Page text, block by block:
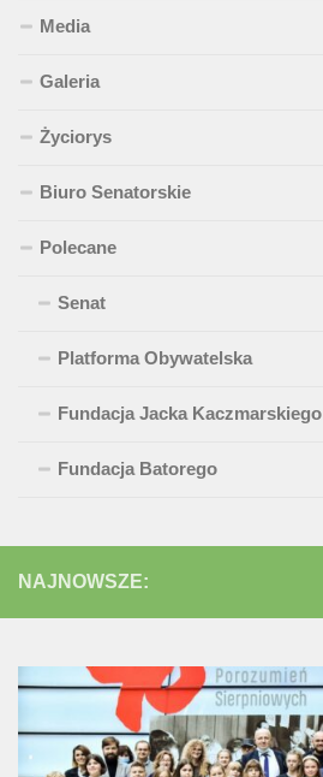
Media
Galeria
Życiorys
Biuro Senatorskie
Polecane
Senat
Platforma Obywatelska
Fundacja Jacka Kaczmarskiego
Fundacja Batorego
NAJNOWSZE: